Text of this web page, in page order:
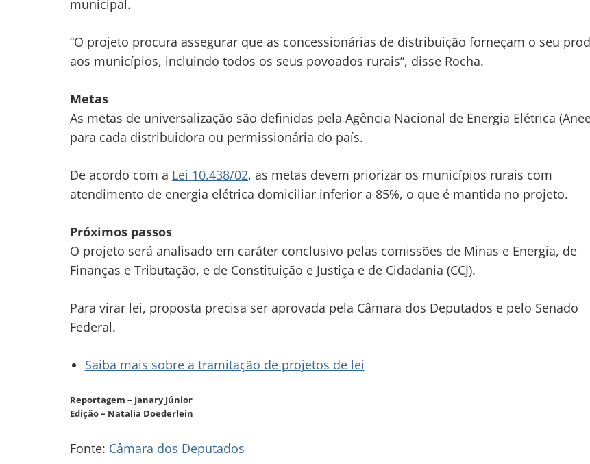
municipal.
“O projeto procura assegurar que as concessionárias de distribuição forneçam o seu
aos municípios, incluindo todos os seus povoados rurais”, disse Rocha.
Metas
As metas de universalização são definidas pela Agência Nacional de Energia Elétrica
para cada distribuidora ou permissionária do país.
De acordo com a Lei 10.438/02, as metas devem priorizar os municípios rurais com
atendimento de energia elétrica domiciliar inferior a 85%, o que é mantida no projeto.
Próximos passos
O projeto será analisado em caráter conclusivo pelas comissões de Minas e Energia, de
Finanças e Tributação, e de Constituição e Justiça e de Cidadania (CCJ).
Para virar lei, proposta precisa ser aprovada pela Câmara dos Deputados e pelo Senado
Federal.
Saiba mais sobre a tramitação de projetos de lei
Reportagem – Janary Júnior
Edição – Natalia Doederlein
Fonte: Câmara dos Deputados